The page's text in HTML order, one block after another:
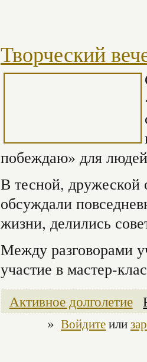
Творческий
побеждаю» для
В тесной, дружеской
обсуждали
жизни, делились
Между разговорами
участие в мастер-
Активное долголетие
» Войдитеили